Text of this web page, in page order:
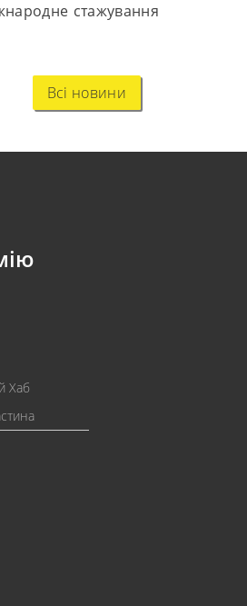
стажування
Всі новини
Хаб